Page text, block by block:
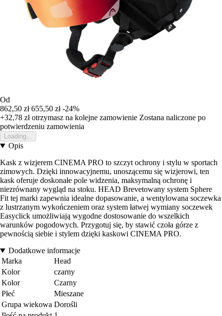
Od
862,50 zł 655,50 zł -24%
+32,78 złotrzymasz na kolejne zamowienie Zostana naliczone po
potwierdzeniu zamowienia
Loading...
Opis
Kask z wizjerem CINEMA PRO to szczyt ochrony i stylu w sportach
zimowych. Dzięki innowacyjnemu, unoszącemu się wizjerowi, ten
kask oferuje doskonałe pole widzenia, maksymalną ochronę i
niezrównany wygląd na stoku. HEAD Brevetowany system Sphere
Fit tej marki zapewnia idealne dopasowanie, a wentylowana soczewka
z lustrzanym wykończeniem oraz system łatwej wymiany soczewek
Easyclick umożliwiają wygodne dostosowanie do wszelkich
warunków pogodowych. Przygotuj się, by stawić czoła górze z
pewnością siebie i stylem dzięki kaskowi CINEMA PRO.
Dodatkowe informacje
Marka
Head
Kolor
czarny
Kolor
Czarny
Płeć
Mieszane
Grupa wiekowa Dorośli